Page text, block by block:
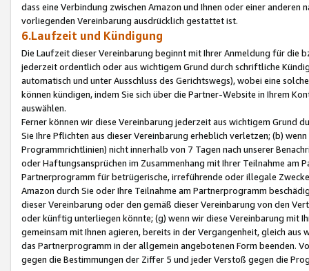
dass eine Verbindung zwischen Amazon und Ihnen oder einer
vorliegenden Vereinbarung ausdrücklich gestattet ist.
6.Laufzeit und Kündigung
Die Laufzeit dieser Vereinbarung beginnt mit Ihrer Anmeldung für die
jederzeit ordentlich oder aus wichtigem Grund durch schriftliche
automatisch und unter Ausschluss des Gerichtswegs), wobei eine
können kündigen, indem Sie sich über die Partner-Website in Ihrem
auswählen.
Ferner können wir diese Vereinbarung jederzeit aus wichtigem Grund
Sie Ihre Pflichten aus dieser Vereinbarung erheblich verletzen; (b)
Programmrichtlinien) nicht innerhalb von 7 Tagen nach unserer
oder Haftungsansprüchen im Zusammenhang mit Ihrer Teilnahme am
Partnerprogramm für betrügerische, irreführende oder illegale
Amazon durch Sie oder Ihre Teilnahme am Partnerprogramm
dieser Vereinbarung oder den gemäß dieser Vereinbarung von den
oder künftig unterliegen könnte; (g) wenn wir diese Vereinbarung mit
gemeinsam mit Ihnen agieren, bereits in der Vergangenheit, gleich
das Partnerprogramm in der allgemein angebotenen Form beenden.
gegen die Bestimmungen der Ziffer 5 und jeder Verstoß gegen die